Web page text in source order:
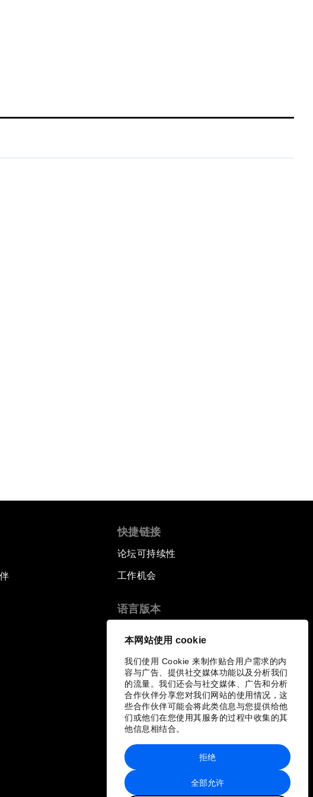
本网站使用 cookie
我们使用 Cookie 来制作贴合用户需求的内
容与广告、提供社交媒体功能以及分析我们
的流量。我们还会与社交媒体、广告和分析
合作伙伴分享您对我们网站的使用情况，这
些合作伙伴可能会将此类信息与您提供给他
们或他们在您使用其服务的过程中收集的其
他信息相结合。
全部允许
拒绝
快捷链接
论坛可持续性
工作机会
语言版本